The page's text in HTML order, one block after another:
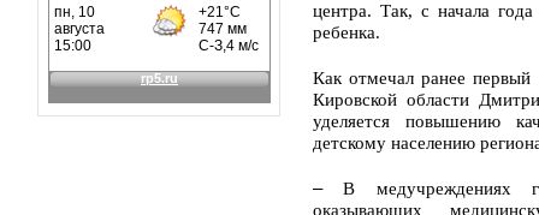
центра. Так, с начала
ребенка.
Как отмечал ранее первый
Кировской области
уделяется повышению
детскому населению
–В медучреждениях
оказывающих